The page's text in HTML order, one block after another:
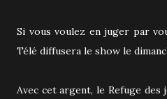
Si vous voulez en juger par
Télé diffusera le show le
Avec cet argent, le Refuge